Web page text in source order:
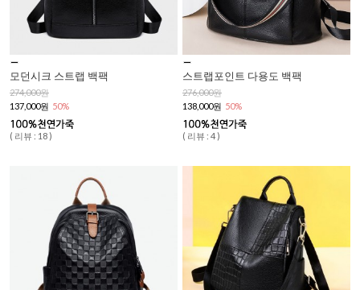
모던시크 스트랩 백팩
274,000원
137,000원 50%
( 리뷰 : 18 )
스트랩포인트 다용도 백팩
276,000원
138,000원 50%
( 리뷰 : 4 )